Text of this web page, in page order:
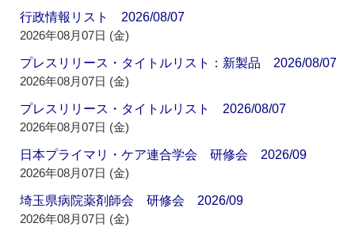
行政情報リスト 2026/08/07
2026年08月07日 (金)
プレスリリース・タイトルリスト：新製品 2026/08/07
2026年08月07日 (金)
プレスリリース・タイトルリスト 2026/08/07
2026年08月07日 (金)
日本プライマリ・ケア連合学会 研修会 2026/09
2026年08月07日 (金)
埼玉県病院薬剤師会 研修会 2026/09
2026年08月07日 (金)